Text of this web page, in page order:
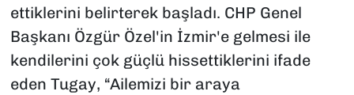
ettiklerini belirterek başladı. CHP Genel
Başkanı Özgür Özel'in İzmir'e gelmesi ile
kendilerini çok güçlü hissettiklerini ifade
eden Tugay, “Ailemizi bir araya